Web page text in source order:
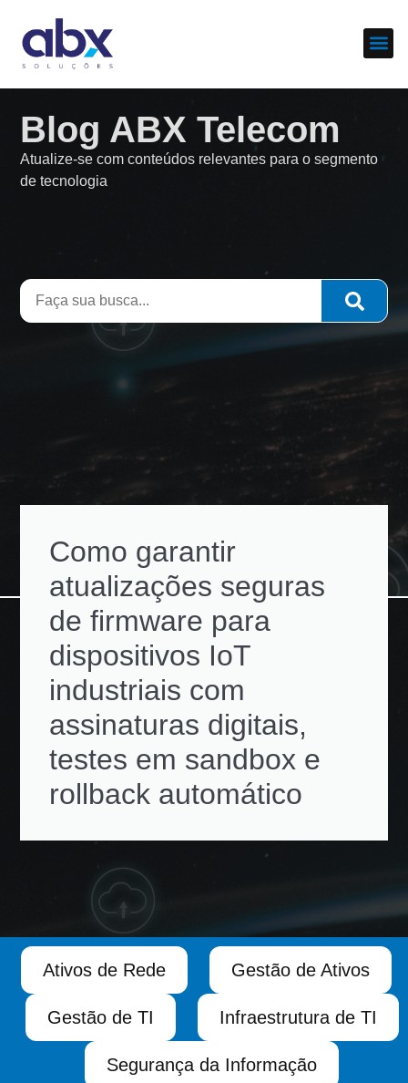
Blog ABX Telecom
Atualize-se com conteúdos relevantes para o segmento
de tecnologia
Como garantir
atualizações seguras
de firmware para
dispositivos IoT
industriais com
assinaturas digitais,
testes em sandbox e
rollback automático
Ativos de Rede Gestão de Ativos
Gestão de TI Infraestrutura de TI
Segurança da Informação